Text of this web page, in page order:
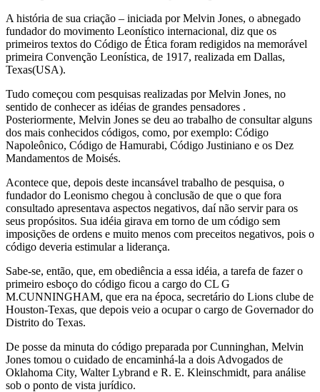
A história de sua criação – iniciada por Melvin Jones, o abnegado
fundador do movimento Leonístico internacional, diz que os
primeiros textos do Código de Ética foram redigidos na memorável
primeira Convenção Leonística, de 1917, realizada em Dallas,
Texas(USA).
Tudo começou com pesquisas realizadas por Melvin Jones, no
sentido de conhecer as idéias de grandes pensadores .
Posteriormente, Melvin Jones se deu ao trabalho de consultar alguns
dos mais conhecidos códigos, como, por exemplo: Código
Napoleônico, Código de Hamurabi, Código Justiniano e os Dez
Mandamentos de Moisés.
Acontece que, depois deste incansável trabalho de pesquisa, o
fundador do Leonismo chegou à conclusão de que o que fora
consultado apresentava aspectos negativos, daí não servir para os
seus propósitos. Sua idéia girava em torno de um código sem
imposições de ordens e muito menos com preceitos negativos, pois o
código deveria estimular a liderança.
Sabe-se, então, que, em obediência a essa idéia, a tarefa de fazer o
primeiro esboço do código ficou a cargo do CL G
M.CUNNINGHAM, que era na época, secretário do Lions clube de
Houston-Texas, que depois veio a ocupar o cargo de Governador do
Distrito do Texas.
De posse da minuta do código preparada por Cunninghan, Melvin
Jones tomou o cuidado de encaminhá-la a dois Advogados de
Oklahoma City, Walter Lybrand e R. E. Kleinschmidt, para análise
sob o ponto de vista jurídico.